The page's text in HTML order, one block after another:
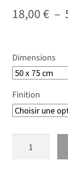
18,00€ –
Dimensions
Finition
quantité de